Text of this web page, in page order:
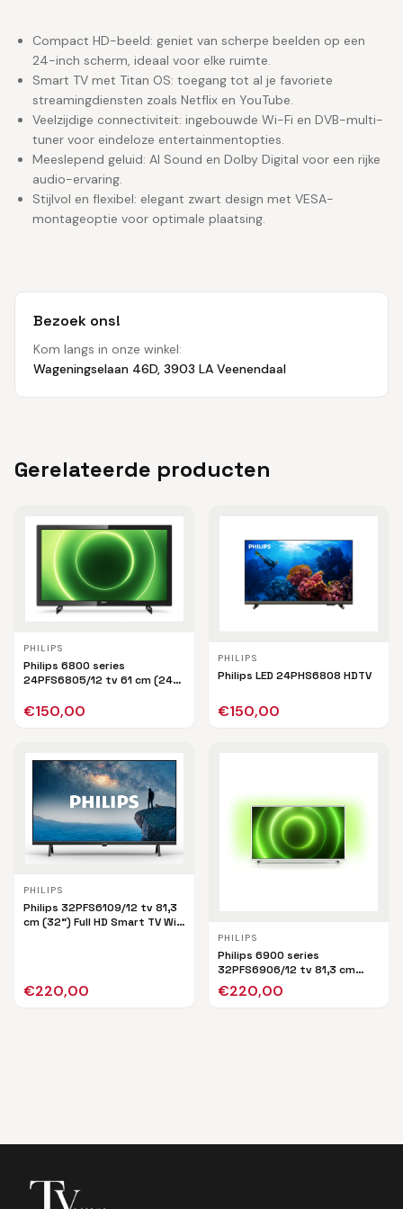
Compact HD-beeld: geniet van scherpe beelden op een
24-inch scherm, ideaal voor elke ruimte.
Smart TV met Titan OS: toegang tot al je favoriete
streamingdiensten zoals Netflix en YouTube.
Veelzijdige connectiviteit: ingebouwde Wi-Fi en DVB-multi-
tuner voor eindeloze entertainmentopties.
Meeslepend geluid: AI Sound en Dolby Digital voor een rijke
audio-ervaring.
Stijlvol en flexibel: elegant zwart design met VESA-
montageoptie voor optimale plaatsing.
Bezoek ons!
Kom langs in onze winkel:
Wageningselaan 46D, 3903 LA Veenendaal
Gerelateerde producten
PHILIPS
Philips 6800 series
24PFS6805/12 tv 61 cm (24")
€150,00
PHILIPS
Philips LED 24PHS6808 HDTV
€150,00
PHILIPS
Philips 32PFS6109/12 tv 81,3
cm (32") Full HD Smart TV Wifi
€220,00
PHILIPS
Philips 6900 series
32PFS6906/12 tv 81,3 cm
(32") Full HD Smart TV Wifi
Zilver
€220,00